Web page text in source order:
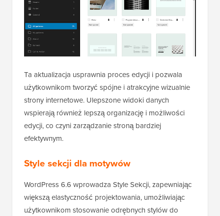
Ta aktualizacja usprawnia proces edycji i pozwala
użytkownikom tworzyć spójne i atrakcyjne wizualnie
strony internetowe. Ulepszone widoki danych
wspierają również lepszą organizację i możliwości
edycji, co czyni zarządzanie stroną bardziej
efektywnym.
Style sekcji dla motywów
WordPress 6.6 wprowadza Style Sekcji, zapewniając
większą elastyczność projektowania, umożliwiając
użytkownikom stosowanie odrębnych stylów do